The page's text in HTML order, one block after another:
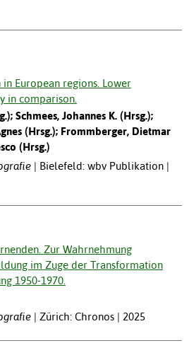
European regions. Lower
in comparison.
Schmees, Johannes K. (Hrsg.);
(Hrsg.); Frommberger, Dietmar
(Hrsg.)
Bielefeld: wbv Publikation |
Zur Wahrnehmung
im Zuge der Transformation
1950-1970.
Zürich: Chronos | 2025